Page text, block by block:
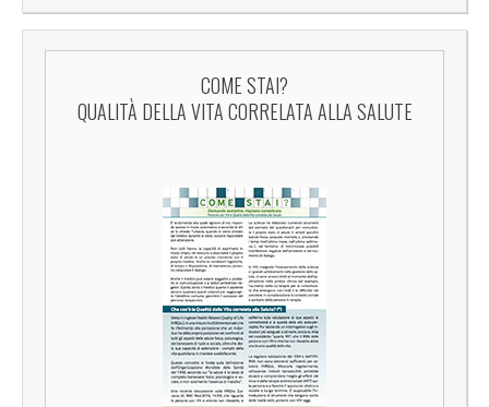
COME STAI?
QUALITÀ DELLA VITA CORRELATA ALLA SALUTE